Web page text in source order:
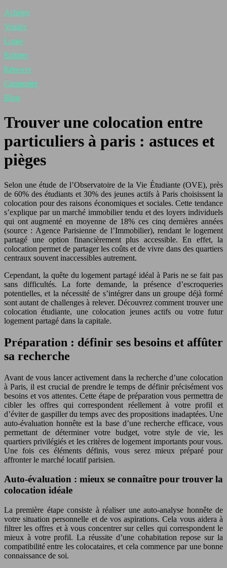
Acheter
Vendre
Louer
Estimer
Rénover
Construire
Blog
Trouver une colocation entre
particuliers à paris : astuces et
pièges
Selon une étude de l’Observatoire de la Vie Étudiante (OVE), près
de 60% des étudiants et 30% des jeunes actifs à Paris choisissent la
colocation pour des raisons économiques et sociales. Cette tendance
s’explique par un marché immobilier tendu et des loyers individuels
qui ont augmenté en moyenne de 18% ces cinq dernières années
(source : Agence Parisienne de l’Immobilier), rendant le logement
partagé une option financièrement plus accessible. En effet, la
colocation permet de partager les coûts et de vivre dans des quartiers
centraux souvent inaccessibles autrement.
Cependant, la quête du logement partagé idéal à Paris ne se fait pas
sans difficultés. La forte demande, la présence d’escroqueries
potentielles, et la nécessité de s’intégrer dans un groupe déjà formé
sont autant de challenges à relever. Découvrez comment trouver une
colocation étudiante, une colocation jeunes actifs ou votre futur
logement partagé dans la capitale.
Préparation : définir ses besoins et affûter
sa recherche
Avant de vous lancer activement dans la recherche d’une colocation
à Paris, il est crucial de prendre le temps de définir précisément vos
besoins et vos attentes. Cette étape de préparation vous permettra de
cibler les offres qui correspondent réellement à votre profil et
d’éviter de gaspiller du temps avec des propositions inadaptées. Une
auto-évaluation honnête est la base d’une recherche efficace, vous
permettant de déterminer votre budget, votre style de vie, les
quartiers privilégiés et les critères de logement importants pour vous.
Une fois ces éléments définis, vous serez mieux préparé pour
affronter le marché locatif parisien.
Auto-évaluation : mieux se connaître pour trouver la
colocation idéale
La première étape consiste à réaliser une auto-analyse honnête de
votre situation personnelle et de vos aspirations. Cela vous aidera à
filtrer les offres et à vous concentrer sur celles qui correspondent le
mieux à votre profil. La réussite d’une cohabitation repose sur la
compatibilité entre les colocataires, et cela commence par une bonne
connaissance de soi.